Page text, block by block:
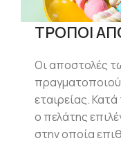
ΤΡΟΠΟΙ
Οι αποστολές
εταιρείας.
ο πελάτης
στην οποία